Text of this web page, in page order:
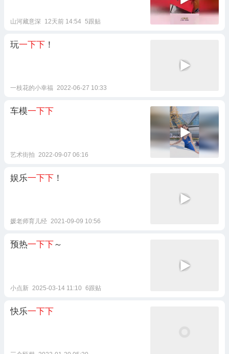
山河藏意深 12天前 14:54 5跟贴
玩一下下 ！
一枝花的小幸福 2022-06-27 10:33
车模一下下
艺术街拍 2022-09-07 06:16
娱乐一下下 ！
媛老师育儿经 2021-09-09 10:56
预热一下下～
小点新 2025-03-14 11:10 6跟贴
快乐一下下